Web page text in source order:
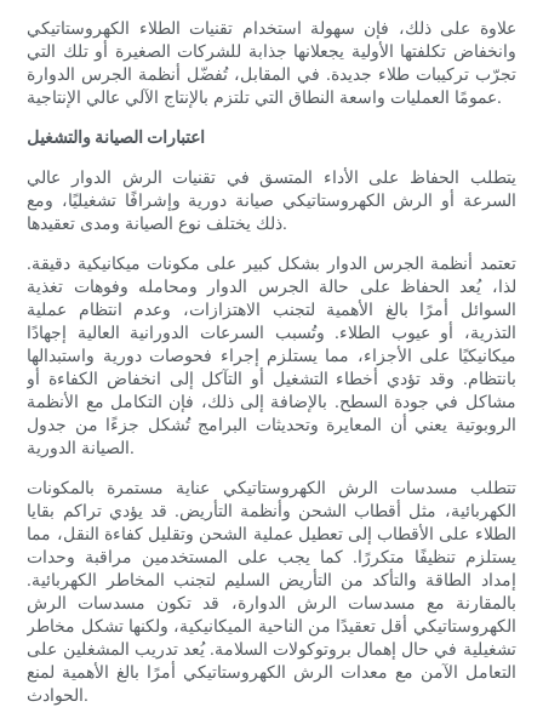
علاوة على ذلك، فإن سهولة استخدام تقنيات الطلاء الكهروستاتيكي
وانخفاض تكلفتها الأولية يجعلانها جذابة للشركات الصغيرة أو تلك التي
تجرّب تركيبات طلاء جديدة. في المقابل، تُفضّل أنظمة الجرس الدوارة
عمومًا العمليات واسعة النطاق التي تلتزم بالإنتاج الآلي عالي الإنتاجية.
اعتبارات الصيانة والتشغيل
يتطلب الحفاظ على الأداء المتسق في تقنيات الرش الدوار عالي
السرعة أو الرش الكهروستاتيكي صيانة دورية وإشرافًا تشغيليًا، ومع
ذلك يختلف نوع الصيانة ومدى تعقيدها.
تعتمد أنظمة الجرس الدوار بشكل كبير على مكونات ميكانيكية دقيقة.
لذا، يُعد الحفاظ على حالة الجرس الدوار ومحامله وفوهات تغذية
السوائل أمرًا بالغ الأهمية لتجنب الاهتزازات، وعدم انتظام عملية
التذرية، أو عيوب الطلاء. وتُسبب السرعات الدورانية العالية إجهادًا
ميكانيكيًا على الأجزاء، مما يستلزم إجراء فحوصات دورية واستبدالها
بانتظام. وقد تؤدي أخطاء التشغيل أو التآكل إلى انخفاض الكفاءة أو
مشاكل في جودة السطح. بالإضافة إلى ذلك، فإن التكامل مع الأنظمة
الروبوتية يعني أن المعايرة وتحديثات البرامج تُشكل جزءًا من جدول
الصيانة الدورية.
تتطلب مسدسات الرش الكهروستاتيكي عناية مستمرة بالمكونات
الكهربائية، مثل أقطاب الشحن وأنظمة التأريض. قد يؤدي تراكم بقايا
الطلاء على الأقطاب إلى تعطيل عملية الشحن وتقليل كفاءة النقل، مما
يستلزم تنظيفًا متكررًا. كما يجب على المستخدمين مراقبة وحدات
إمداد الطاقة والتأكد من التأريض السليم لتجنب المخاطر الكهربائية.
بالمقارنة مع مسدسات الرش الدوارة، قد تكون مسدسات الرش
الكهروستاتيكي أقل تعقيدًا من الناحية الميكانيكية، ولكنها تشكل مخاطر
تشغيلية في حال إهمال بروتوكولات السلامة. يُعد تدريب المشغلين على
التعامل الآمن مع معدات الرش الكهروستاتيكي أمرًا بالغ الأهمية لمنع
الحوادث.